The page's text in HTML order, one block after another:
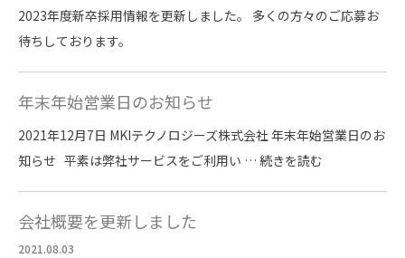
2023年度新卒採用情報を更新しました。 多くの方々のご応募お
待ちしております。
年末年始営業日のお知らせ
2021年12月7日 MKIテクノロジーズ株式会社 年末年始営業日のお
知らせ 平素は弊社サービスをご利用い … 続きを読む
会社概要を更新しました
2021.08.03